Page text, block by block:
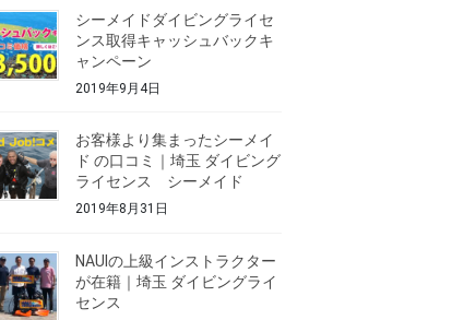
シーメイドダイビングライセ
ンス取得キャッシュバックキ
ャンペーン
2019年9月4日
お客様より集まったシーメイ
ド の口コミ｜埼玉 ダイビング
ライセンス シーメイド
2019年8月31日
NAUIの上級インストラクター
が在籍｜埼玉 ダイビングライ
センス